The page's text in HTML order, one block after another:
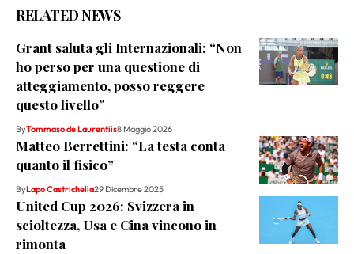
RELATED NEWS
Grant saluta gli Internazionali: “Non
ho perso per una questione di
atteggiamento, posso reggere
questo livello”
ByTommaso de Laurentiis8 Maggio 2026
Matteo Berrettini: “La testa conta
quanto il fisico”
ByLapo Castrichella29 Dicembre 2025
United Cup 2026: Svizzera in
scioltezza, Usa e Cina vincono in
rimonta